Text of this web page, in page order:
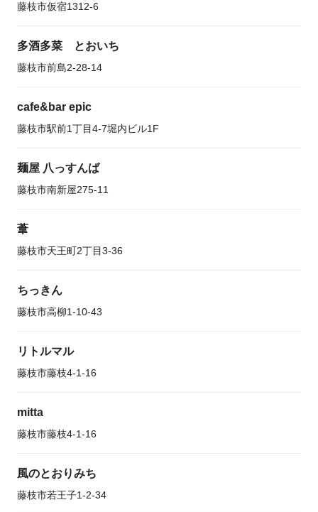
藤枝市仮宿1312-6
多酒多菜 とおいち
藤枝市前島2-28-14
cafe&bar epic
藤枝市駅前1丁目4-7堀内ビル1F
麺屋 八っすんば
藤枝市南新屋275-11
葦
藤枝市天王町2丁目3-36
ちっきん
藤枝市高柳1-10-43
リトルマル
藤枝市藤枝4-1-16
mitta
藤枝市藤枝4-1-16
風のとおりみち
藤枝市若王子1-2-34